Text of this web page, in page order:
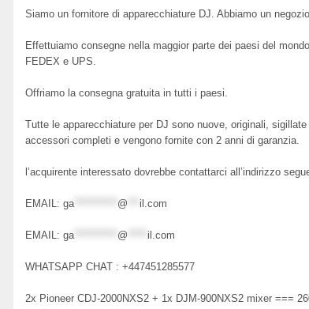
Siamo un fornitore di apparecchiature DJ. Abbiamo un
Effettuiamo consegne nella maggior parte dei paesi del
FEDEX e UPS.
Offriamo la consegna gratuita in tutti i paesi.
Tutte le apparecchiature per DJ sono nuove, originali,
accessori completi e vengono fornite con 2 anni di garanzia.
l’acquirente interessato dovrebbe contattarci all’indirizzo
EMAIL: ga @ il.com
EMAIL: ga @ il.com
WHATSAPP CHAT : +447451285577
2x Pioneer CDJ-2000NXS2 + 1x DJM-900NXS2 mixer ===